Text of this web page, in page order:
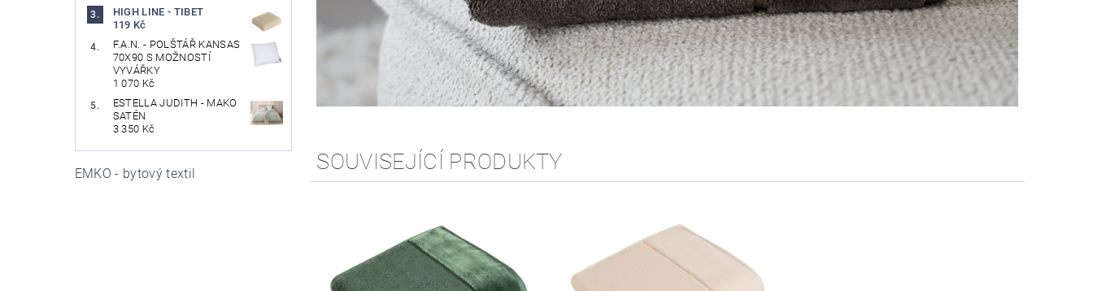
HIGH LINE - TIBET
119 Kč
F.A.N. - POLŠTÁŘ KANSAS
70X90 S MOŽNOSTÍ
VYVÁŘKY
1 070 Kč
ESTELLA JUDITH - MAKO
SATÉN
3 350 Kč
EMKO - bytový textil SOUVISEJÍCÍ PRODUKTY